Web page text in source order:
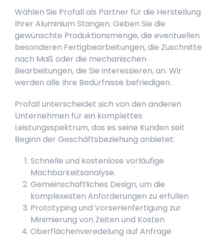
Wählen Sie Profall als Partner für die Herstellung
Ihrer Aluminium Stangen. Geben Sie die
gewünschte Produktionsmenge, die eventuellen
besonderen Fertigbearbeitungen, die Zuschnitte
nach Maß oder die mechanischen
Bearbeitungen, die Sie interessieren, an. Wir
werden alle Ihre Bedürfnisse befriedigen.
Profall unterscheidet sich von den anderen
Unternehmen für ein komplettes
Leistungsspektrum, das es seine Kunden seit
Beginn der Geschäftsbeziehung anbietet:
Schnelle und kostenlose vorläufige
Machbarkeitsanalyse.
Gemeinschaftliches Design, um die
komplexesten Anforderungen zu erfüllen
Prototyping und Vorserienfertigung zur
Minimierung von Zeiten und Kosten
Oberflächenveredelung auf Anfrage